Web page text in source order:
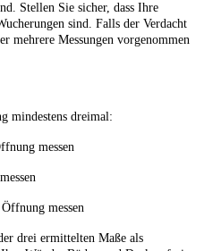
Stellen Sie sicher, dass Ihre
sind. Falls der Verdacht
mehrere Messungen vorgenommen
mindestens dreimal:
messen
messen
drei ermittelten Maße als